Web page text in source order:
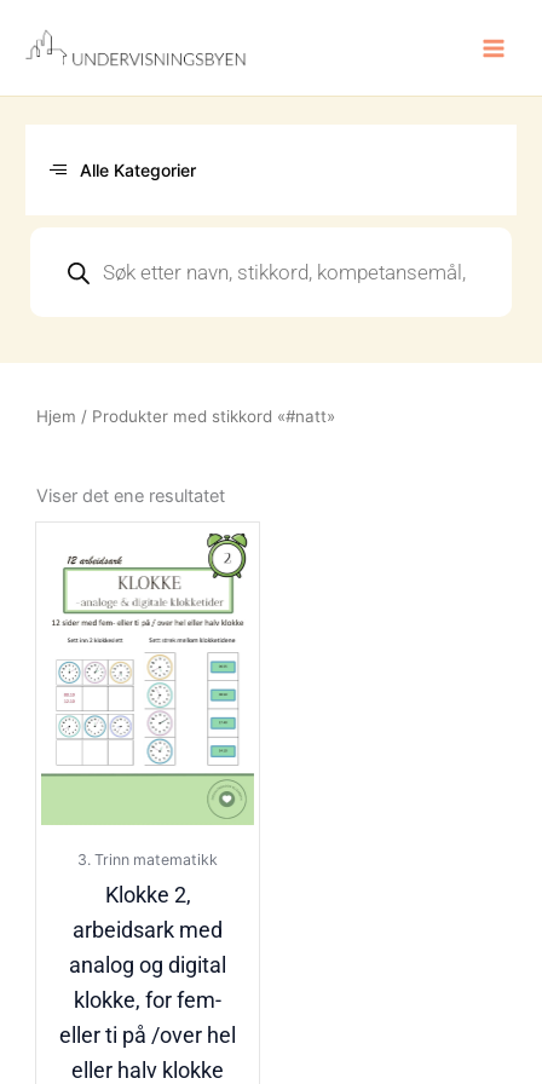
innholdet
Alle Kategorier
search
Hjem / Produkter med stikkord «#natt»
Viser det ene resultatet
3. Trinn matematikk
Klokke 2,
arbeidsark med
analog og digital
klokke, for fem-
eller ti på /over hel
eller halv klokke